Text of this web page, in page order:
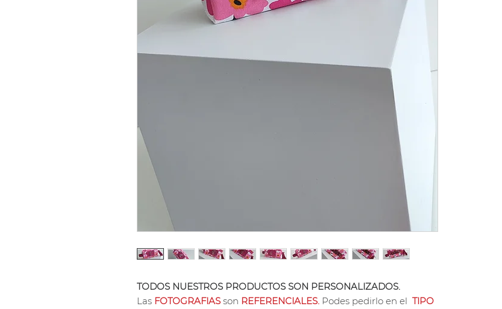
TODOS NUESTROS PRODUCTOS SON PERSONALIZADOS.
Las FOTOGRAFIAS son REFERENCIALES. Podes pedirlo en el TIPO